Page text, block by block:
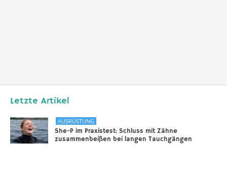
Letzte Artikel
AUSRÜSTUNG
She-P im Praxistest: Schluss mit Zähne
zusammenbeißen bei langen Tauchgängen